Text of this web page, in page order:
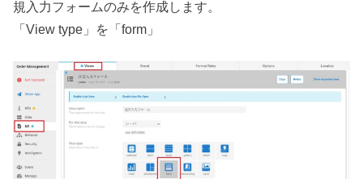
規入力フォームのみを作成します。
「View type」を「form」